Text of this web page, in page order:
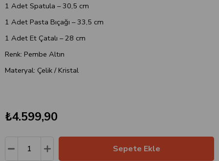
1 Adet Spatula – 30,5 cm
1 Adet Pasta Bıçağı – 33,5 cm
1 Adet Et Çatalı – 28 cm
Renk: Pembe Altın
Materyal: Çelik / Kristal
₺4.599,90